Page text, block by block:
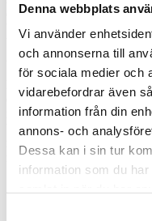
Denna webbplats
Vi använder
och annonserna till
för sociala medier och
vidarebefordrar även
information från din
annons- och
Dessa kan i sin tur
information som du
ekologiska försäljningen
både konsumenter och
branschorganisationen
Årsrapport 2025.
Enligt Dagligvaruindex
dagligvaruhandeln att
inflationsåren. Under 2025
betydligt lägre än
nivå än historiskt. Justerat
med 0,3 procent.
Försäljningen växer